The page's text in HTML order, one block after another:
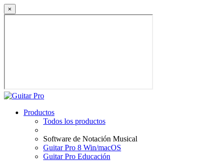
×
Productos
Todos los productos
Software de Notación Musical
Guitar Pro 8 Win/macOS
Guitar Pro Educación